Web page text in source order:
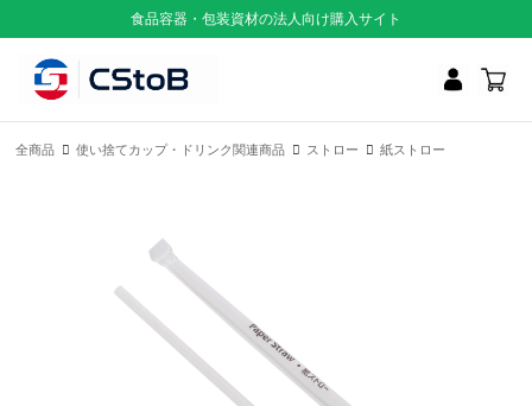
食品容器・包装資材の法人向け購入サイト
全商品 使い捨てカップ・ドリンク関連商品 ストロー 紙ストロー